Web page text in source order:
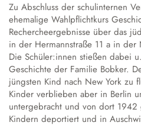
Zu Abschluss der schulinternen
ehemalige Wahlpflichtkurs
Rechercheergebnisse über das
in der Hermannstraße 11 a in der
Die Schüler:innen stießen dabei
Geschichte der Familie Bobker.
jüngsten Kind nach New York zu
Kinder verblieben aber in Berlin
untergebracht und von dort 1942
Kindern deportiert und in